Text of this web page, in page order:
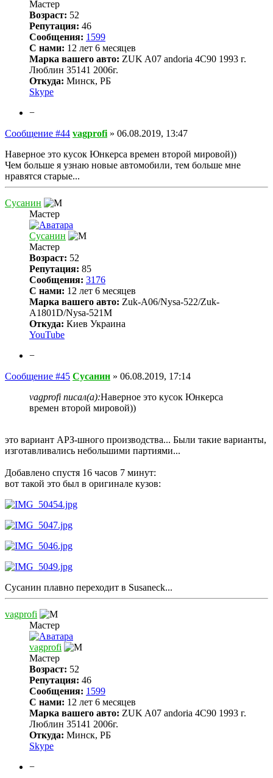
Мастер
Возраст: 52
Репутация: 46
Сообщения: 1599
С нами: 12 лет 6 месяцев
Марка вашего авто: ZUK A07 andoria 4C90 1993 г.
Люблин 35141 2006г.
Откуда: Минск, РБ
Skype
−
Сообщение #44 vagprofi » 06.08.2019, 13:47
Наверное это кусок Юнкерса времен второй мировой))
Чем больше я узнаю новые автомобили, тем больше мне
нравятся старые...
Сусанин
Мастер
Сусанин
Мастер
Возраст: 52
Репутация: 85
Сообщения: 3176
С нами: 12 лет 6 месяцев
Марка вашего авто: Zuk-A06/Nysa-522/Zuk-
A1801D/Nysa-521M
Откуда: Киев Украина
YouTube
−
Сообщение #45 Сусанин » 06.08.2019, 17:14
vagprofi писал(а):Наверное это кусок Юнкерса
времен второй мировой))
это вариант АРЗ-шного производства... Были такие варианты,
изготавливались небольшими партиями...
Добавлено спустя 16 часов 7 минут:
вот такой это был в оригинале кузов:
Сусанин плавно переходит в Susaneck...
vagprofi
Мастер
vagprofi
Мастер
Возраст: 52
Репутация: 46
Сообщения: 1599
С нами: 12 лет 6 месяцев
Марка вашего авто: ZUK A07 andoria 4C90 1993 г.
Люблин 35141 2006г.
Откуда: Минск, РБ
Skype
−